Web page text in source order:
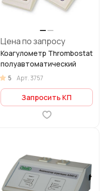
Цена по запросу
Коагулометр Thrombostat
полуавтоматический
5 Арт.3757
Запросить КП